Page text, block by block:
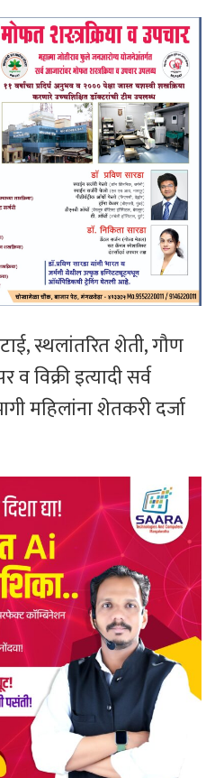
स्थलांतरित शेती, गौण
विक्री इत्यादी सर्व
महिलांना शेतकरी दर्जा